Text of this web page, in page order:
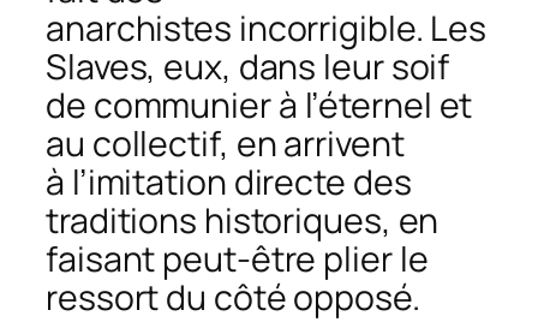
anarchistes incorrigible. Les
Slaves, eux, dans leur soif
de communier à l’éternel et
au collectif, enarrivent
à l’imitation directe des
traditions historiques, en
faisant peut-être plier le
ressort du côté opposé.